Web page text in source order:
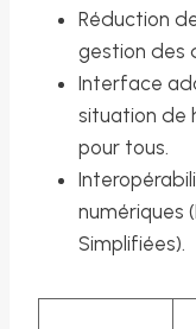
Réduction
gestion des
Interface
situation de
pour tous.
numériques
Simplifiées).